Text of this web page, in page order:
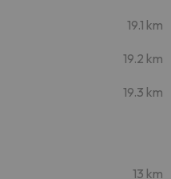
19.1 km
19.2 km
19.3 km
13 km